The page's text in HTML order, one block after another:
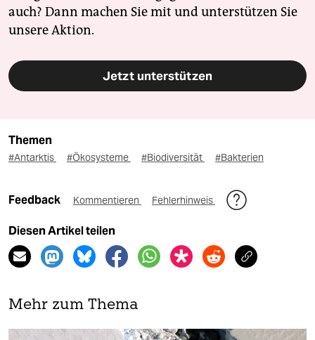
auch? Dann machen Sie mit und unterstützen Sie
unsere Aktion.
Jetzt unterstützen
Themen
#Antarktis #Ökosysteme #Biodiversität #Bakterien
Feedback Kommentieren Fehlerhinweis
Diesen Artikel teilen
Mehr zum Thema